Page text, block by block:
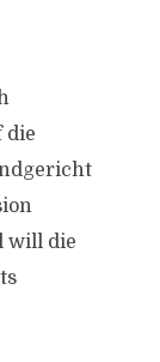
die
will die